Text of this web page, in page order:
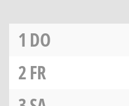
1 DO
2FR